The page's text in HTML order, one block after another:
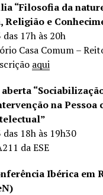
“Filosofia da
Religião e
17h às 20h
Comum –
aqui
na Pessoa
18h às 19h30
da ESE
Ibérica em